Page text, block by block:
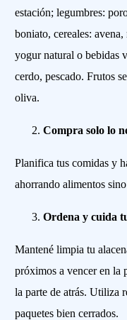
estación; legumbres:
boniato, cereales:
yogur natural o bebidas
cerdo, pescado. Frutos
oliva.
Compra solo lo
Planifica tus comidas y
ahorrando alimentos
Ordena y cuida
Mantené limpia tu
próximos a vencer en la
la parte de atrás. Utiliza
paquetes bien cerrados.